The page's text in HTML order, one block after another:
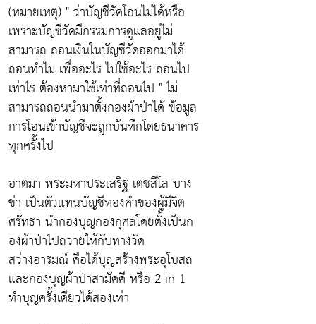
(หมายเหตุ) " ว่าบัญชีวัดโอนไม่ได้หรือ
เพราะบัญชีวัดมีกรรมการดูแลอยู่ไม่
สามารถ ถอนเงินในบัญชีวัดออกมาได้
ถอนทำไม เพื่ออะไร ไปใช้อะไร ถอนไป
เท่าไร ต้องหามาใช้เท่าที่ถอนไป " ไม่
สามารถถอนนำมาตั้งกองผ้าป่าได้ ข้อมูล
การโอนเข้าบัญชีจะถูกบันทึกโดยธนาคาร
ทุกครั้งไป
อาตมา พระมหาประเสริฐ เตชสีโล บาง
ข่า เป็นตัวแทนบัญชีทองคำของผู้มีจิต
ศรัทธา นำกองบุญกองกุศลโดยตั้งเป็นก
องผ้าป่าไปถวายให้กับทางวัด
สว่างอารมณ์ คือได้บุญสร้างพระอุโบสถ
และกองบุญผ้าป่าสามัคคี หรือ 2 in 1
ทำบุญครั้งเดียวได้สองเท่า